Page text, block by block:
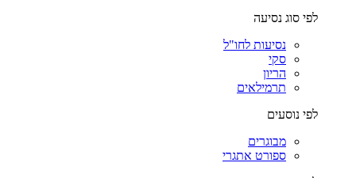
לפי סוג נסיעה
נסיעות לחו"ל
סקי
הריון
תרמילאים
לפי נוסעים
מבוגרים
ספורט אתגרי